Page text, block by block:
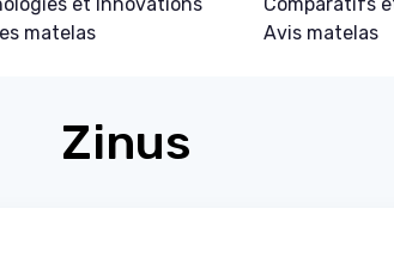
matelas
Avis matelas
Zinus